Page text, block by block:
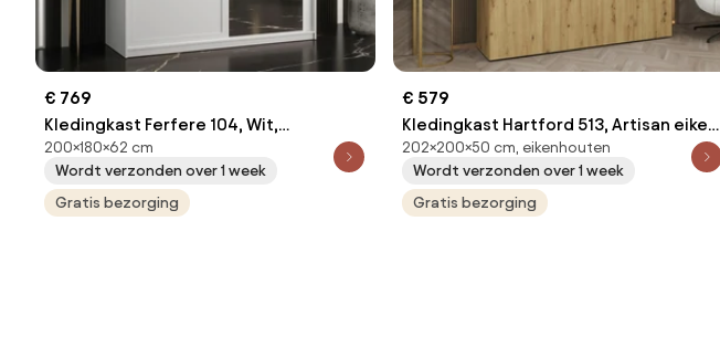
€ 769
Kledingkast Ferfere 104, Wit,
200x180x62cm, 149 kg, Kledingkast
deuren: Schuivend, Aantal planken: 9,
Aantal planken: 9
200×180×62 cm
Wordt verzonden over 1 week
Gratis bezorging
€ 579
Kledingkast Hartford 513, Artisan eiken,
202x200x50cm, 134 kg, Kledingkast
deuren: Met scharnieren
202×200×50 cm, eikenhouten
Wordt verzonden over 1 week
Gratis bezorging